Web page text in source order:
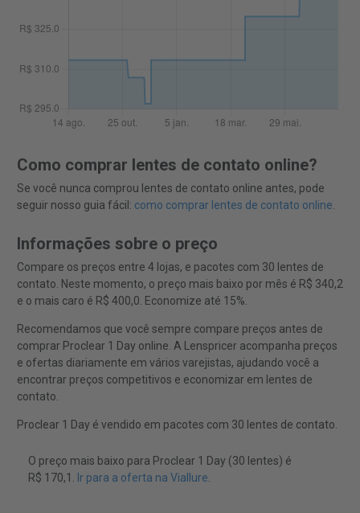
Como comprar lentes de contato online?
Se você nunca comprou lentes de contato online antes, pode
seguir nosso guia fácil: como comprar lentes de contato online.
Informações sobre o preço
Compare os preços entre 4 lojas, e pacotes com 30 lentes de
contato. Neste momento, o preço mais baixo por mês é R$ 340,2
e o mais caro é R$ 400,0. Economize até 15%.
Recomendamos que você sempre compare preços antes de
comprar Proclear 1 Day online. A Lenspricer acompanha preços
e ofertas diariamente em vários varejistas, ajudando você a
encontrar preços competitivos e economizar em lentes de
contato.
Proclear 1 Day é vendido em pacotes com 30 lentes de contato.
O preço mais baixo para Proclear 1 Day (30 lentes) é
R$ 170,1. Ir para a oferta na Viallure.